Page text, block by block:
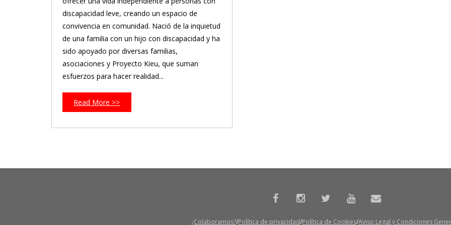
discapacidad leve, creando un espacio de
convivencia en comunidad. Nació de la inquietud
de una familia con un hijo con discapacidad y ha
sido apoyado por diversas familias,
asociaciones y Proyecto Kieu, que suman
esfuerzos para hacer realidad...
Read More >>
¿Colaboramos? Política de privacidad Política de Cookies Aviso Legal y Condiciones